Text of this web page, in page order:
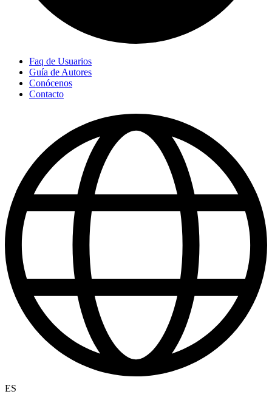
Faq de Usuarios
Guía de Autores
Conócenos
Contacto
ES